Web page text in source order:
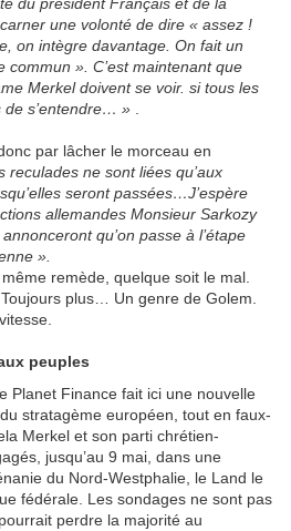
une volonté de dire « assez !
on intègre davantage. On fait un
». C’est maintenant que
Merkel doivent se voir. si tous les
de s’entendre… »
par lâcher le morceau en
reculades ne sont liées qu’aux
seront passées…J’espère
allemandes Monsieur Sarkozy
qu’on passe à l’étape
».
remède, quelque soit le mal.
plus… Un genre de Golem.
peuples
Planet Finance fait ici une nouvelle
stratagème européen, tout en faux-
Merkel et son parti chrétien-
jusqu’au 9 mai, dans une
du Nord-Westphalie, le Land le
fédérale. Les sondages ne sont pas
perdre la majorité au